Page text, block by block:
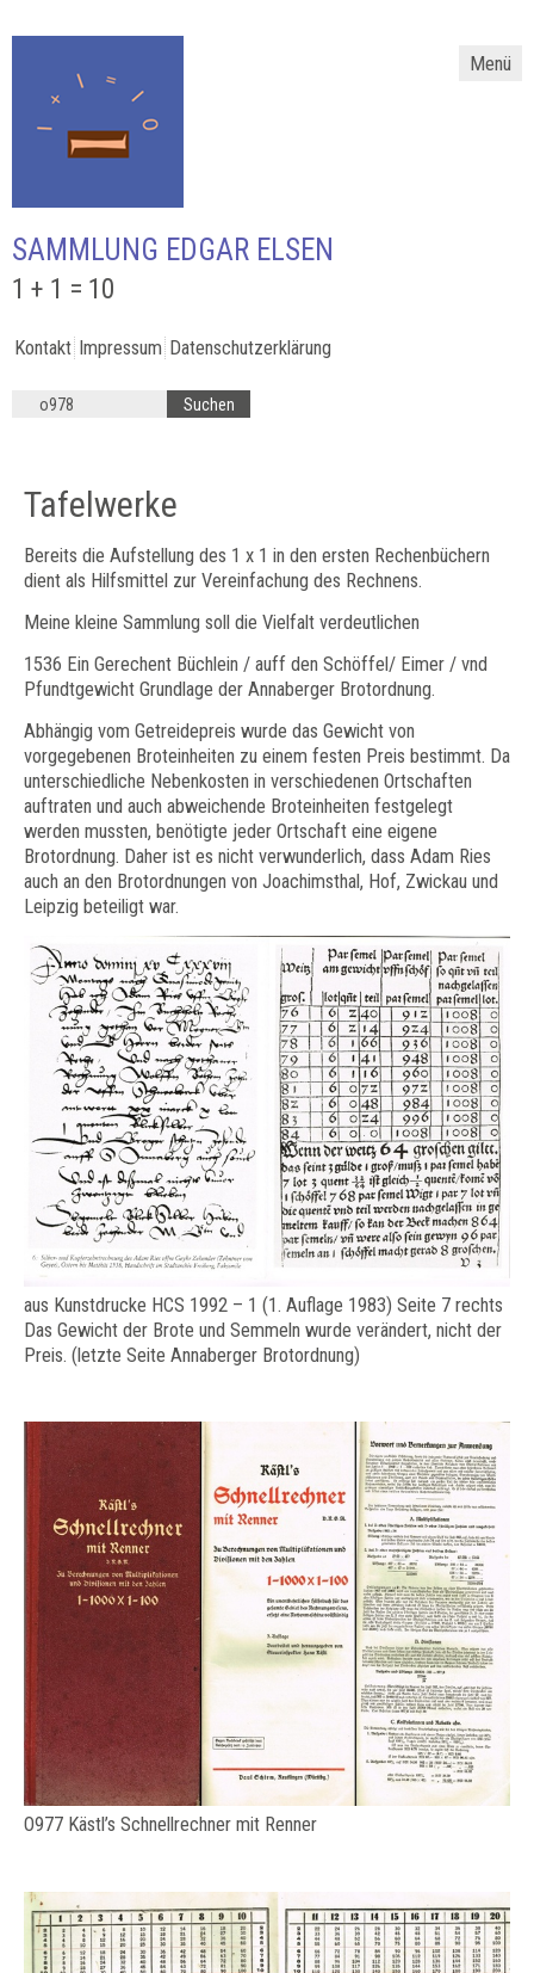
Menü
SAMMLUNG EDGAR ELSEN
1 + 1 = 10
Kontakt Impressum Datenschutzerklärung
Tafelwerke
Bereits die Aufstellung des 1 x 1 in den ersten Rechenbüchern
dient als Hilfsmittel zur Vereinfachung des Rechnens.
Meine kleine Sammlung soll die Vielfalt verdeutlichen
1536 Ein Gerechent Büchlein / auff den Schöffel/ Eimer / vnd
Pfundtgewicht Grundlage der Annaberger Brotordnung.
Abhängig vom Getreidepreis wurde das Gewicht von
vorgegebenen Broteinheiten zu einem festen Preis bestimmt. Da
unterschiedliche Nebenkosten in verschiedenen Ortschaften
auftraten und auch abweichende Broteinheiten festgelegt
werden mussten, benötigte jeder Ortschaft eine eigene
Brotordnung. Daher ist es nicht verwunderlich, dass Adam Ries
auch an den Brotordnungen von Joachimsthal, Hof, Zwickau und
Leipzig beteiligt war.
aus Kunstdrucke HCS 1992 – 1 (1. Auflage 1983) Seite 7 rechts
Das Gewicht der Brote und Semmeln wurde verändert, nicht der
Preis. (letzte Seite Annaberger Brotordnung)
O977 Kästl’s Schnellrechner mit Renner